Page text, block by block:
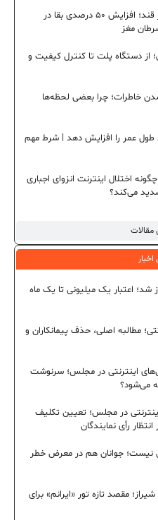
مقالات
درمان نوین با نانوذرات پوشیده از قند؛ افزایش ۵۰ درصدی بقا در
مغز
از دستگاه پلت تا کنترل کیفیت و
خاطرات؛ چرا بعضی لحظه‌ها
طول عمر را افزایش دهد | شرط مهم
اختلال اینترنت انزوای اجباری
می‌کند؟
شد؛ اعتبار یک میلیونی تا یک ماه
مطالبه اصلی، حذف پیمانکاران و
اینترنتی در مجلس؛ سرنوشت
می‌شود؟
در مجلس؛ تعیین تکلیف
رأی نمایندگان
نیست؛ جوانان هم در معرض خطر
مقصد تازه تور «ایرانم» برای